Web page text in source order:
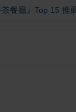
餐廳』Top 15 推